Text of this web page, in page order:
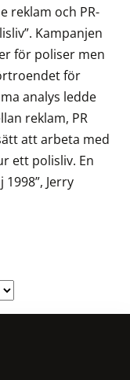
reklam och PR-
Kampanjen
för poliser men
för
analys ledde
reklam, PR
att arbeta med
ett polisliv. En
Jerry